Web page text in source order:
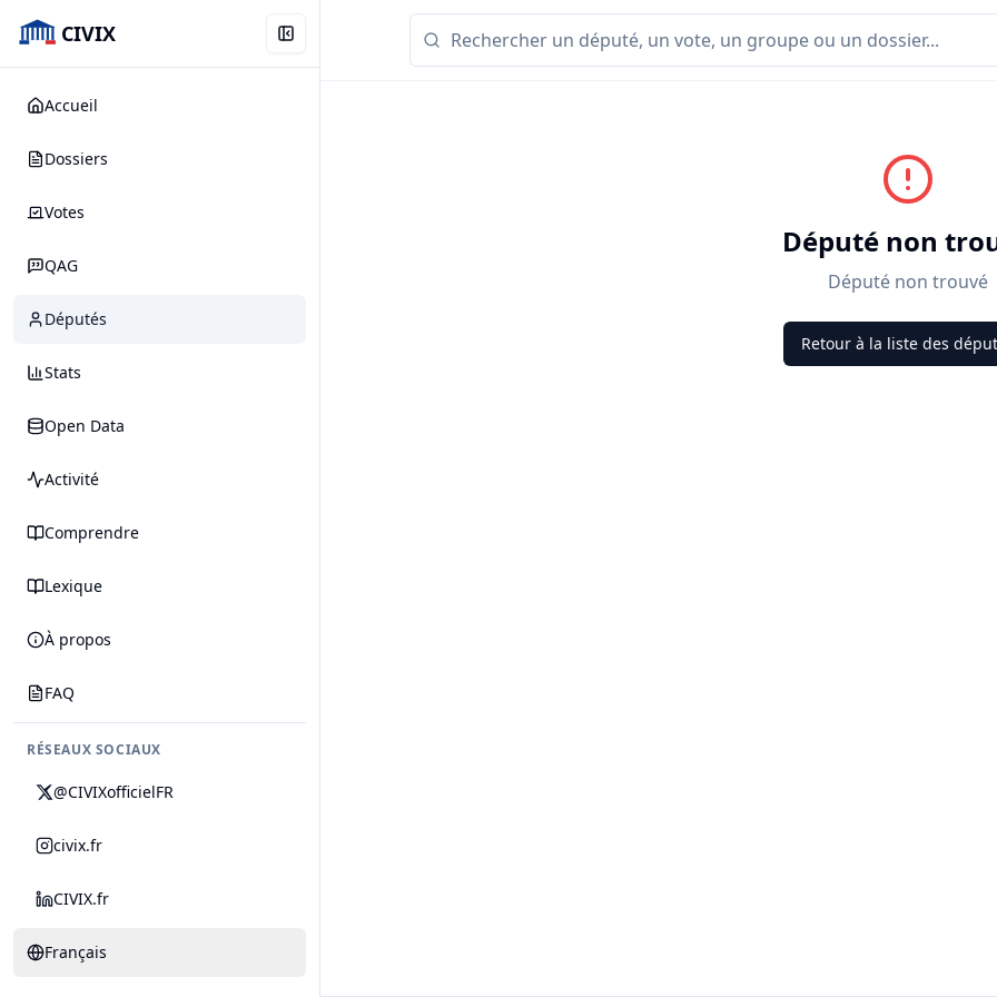
CIVIX
Accueil
Dossiers
Votes
QAG
Députés
Stats
Open Data
Activité
Comprendre
Lexique
À propos
FAQ
RÉSEAUX SOCIAUX
@CIVIXofficielFR
civix.fr
CIVIX.fr
Français
Député non
Député non trouvé
Retour à la liste des